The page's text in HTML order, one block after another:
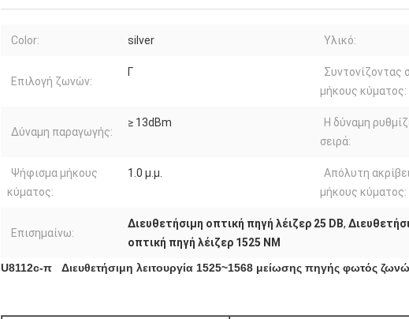
Color: silver Υλικό:
Επιλογή ζωνών:
Γ
Συντονίζοντας
μήκους κύματος:
Δύναμη παραγωγής:
≥ 13dBm
Η δύναμη
σειρά:
Ψήφισμα μήκους
κύματος:
1.0 μ.μ.
Απόλυτη
μήκους κύματος:
Επισημαίνω:
Διευθετήσιμη οπτική πηγή λέιζερ 25 DB,
οπτική πηγή λέιζερ 1525 NM
U8112c-π Διευθετήσιμη λειτουργία 1525~1568 μείωσης πηγής φωτός